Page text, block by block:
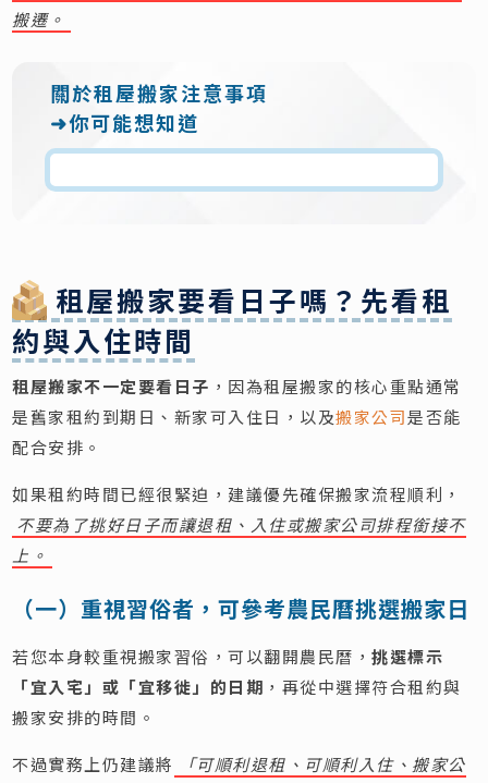
搬遷。
關於租屋搬家注意事項
➜你可能想知道
租屋搬家要看日子嗎？先看租
約與入住時間
租屋搬家不一定要看日子 ，因為租屋搬家的核心重點通常
是舊家租約到期日、新家可入住日，以及搬家公司是否能
配合安排。
如果租約時間已經很緊迫，建議優先確保搬家流程順利，
不要為了挑好日子而讓退租、入住或搬家公司排程銜接不
上。
（一）重視習俗者，可參考農民曆挑選搬家日
若您本身較重視搬家習俗，可以翻開農民曆，挑選標示
「宜入宅」或「宜移徙」的日期 ，再從中選擇符合租約與
搬家安排的時間。
不過實務上仍建議將
「可順利退租、可順利入住、搬家公